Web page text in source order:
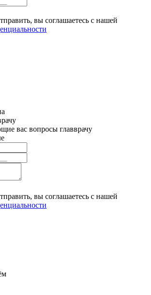
вы соглашаетесь с нашей
вас вопросы главврачу
вы соглашаетесь с нашей